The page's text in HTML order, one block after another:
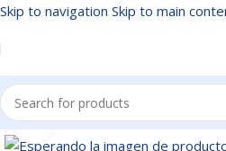
Skip to navigation Skip to main
Inicio/ACCESORIOS
Click to enlarge